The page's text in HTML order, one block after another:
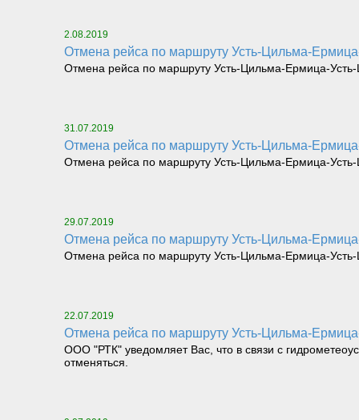
2.08.2019
Отмена рейса по маршруту Усть-Цильма-
Отмена рейса по маршруту Усть-Цильма-Ермица-Усть-
31.07.2019
Отмена рейса по маршруту Усть-Цильма-
Отмена рейса по маршруту Усть-Цильма-Ермица-
29.07.2019
Отмена рейса по маршруту Усть-Цильма-
Отмена рейса по маршруту Усть-Цильма-Ермица-
22.07.2019
Отмена рейса по маршруту Усть-Цильма-
ООО "РТК" уведомляет Вас, что в связи с
отменяться.